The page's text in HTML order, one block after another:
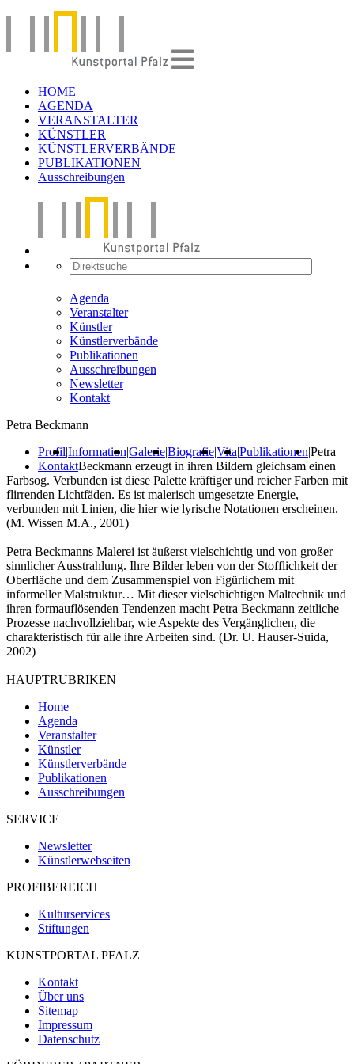
HOME
AGENDA
VERANSTALTER
KÜNSTLER
KÜNSTLERVERBÄNDE
PUBLIKATIONEN
Ausschreibungen
Agenda
Veranstalter
Künstler
Künstlerverbände
Publikationen
Ausschreibungen
Newsletter
Kontakt
Petra Beckmann
Profil|Information|Galerie|Biografie|Vita|Publikationen|
Kontakt
Petra
Beckmann erzeugt in ihren Bildern gleichsam einen
Farbsog. Verbunden ist diese Palette kräftiger und reicher Farben mit
flirrenden Lichtfäden. Es ist malerisch umgesetzte Energie,
verbunden mit Linien, die hier wie lyrische Notationen erscheinen.
(M. Wissen M.A., 2001)
Petra Beckmanns Malerei ist äußerst vielschichtig und von großer
sinnlicher Ausstrahlung. Ihre Bilder leben von der Stofflichkeit der
Oberfläche und dem Zusammenspiel von Figürlichem mit
informeller Malstruktur… Mit dieser vielschichtigen Maltechnik und
ihren formauflösenden Tendenzen macht Petra Beckmann zeitliche
Prozesse nachvollziehbar, wie Aspekte des Vergänglichen, die
charakteristisch für alle ihre Arbeiten sind. (Dr. U. Hauser-Suida,
2002)
HAUPTRUBRIKEN
Home
Agenda
Veranstalter
Künstler
Künstlerverbände
Publikationen
Ausschreibungen
SERVICE
Newsletter
Künstlerwebseiten
PROFIBEREICH
Kulturservices
Stiftungen
KUNSTPORTAL PFALZ
Kontakt
Über uns
Sitemap
Impressum
Datenschutz